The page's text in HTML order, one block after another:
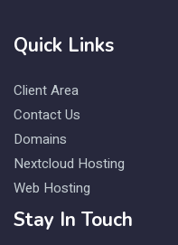
Quick Links
Client Area
Contact Us
Domains
Nextcloud Hosting
Web Hosting
Stay In Touch